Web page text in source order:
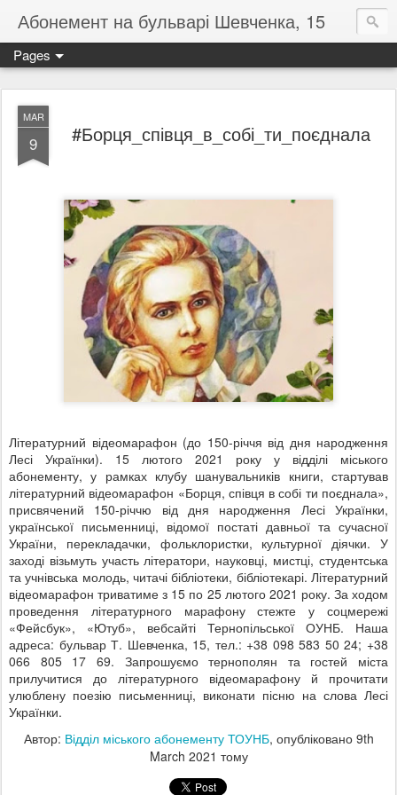
Абонемент на бульварі Шевченка, 15
Pages
MAR
9 #Борця_співця_в_собі_ти_поєднала
Літературний відеомарафон (до 150-річчя від дня народження
Лесі Українки). 15 лютого 2021 року у відділі міського
абонементу, у рамках клубу шанувальників книги, стартував
літературний відеомарафон «Борця, співця в собі ти поєднала»,
присвячений 150-річчю від дня народження Лесі Українки,
української письменниці, відомої постаті давньої та сучасної
України, перекладачки, фольклористки, культурної діячки. У
заході візьмуть участь літератори, науковці, мистці, студентська
та учнівська молодь, читачі бібліотеки, бібліотекарі. Літературний
відеомарафон триватиме з 15 по 25 лютого 2021 року. За ходом
проведення літературного марафону стежте у соцмережі
«Фейсбук», «Ютуб», вебсайті Тернопільської ОУНБ. Наша
адреса: бульвар Т. Шевченка, 15, тел.: +38 098 583 50 24; +38
066 805 17 69. Запрошуємо тернополян та гостей міста
прилучитися до літературного відеомарафону й прочитати
улюблену поезію письменниці, виконати пісню на слова Лесі
Українки.
Автор: Відділ міського абонементу ТОУНБ, опубліковано 9th
March 2021 тому